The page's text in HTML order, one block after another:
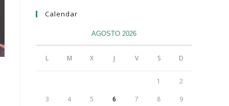
Calendar
AGOSTO 2026
L M X J V S D
1 2
3 4 5 6 7 8 9